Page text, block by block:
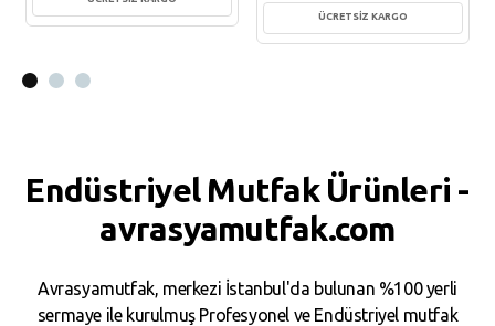
ÜCRETSİZ KARGO
Endüstriyel Mutfak Ürünleri -
avrasyamutfak.com
Avrasyamutfak, merkezi İstanbul'da bulunan %100 yerli
sermaye ile kurulmuş Profesyonel ve Endüstriyel mutfak